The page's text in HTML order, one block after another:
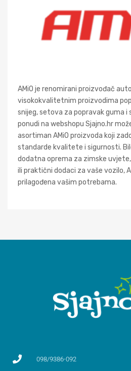
AMiO je renomirani proizvođač
visokokvalitetnim proizvodima
snijeg, setova za popravak guma i
ponudi na webshopu Sjajno.hr
asortiman AMiO proizvoda koji
standarde kvalitete i sigurnosti.
dodatna oprema za zimske
ili praktični dodaci za vaše vozilo,
prilagođena vašim potrebama.
098/9386-092